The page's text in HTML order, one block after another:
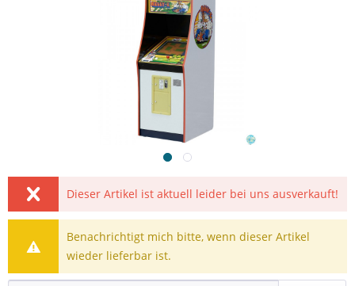
Dieser Artikel ist aktuell leider bei uns ausverkauft!
Benachrichtigt mich bitte, wenn dieser Artikel
wieder lieferbar ist.